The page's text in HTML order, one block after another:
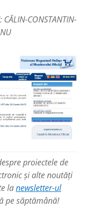
CĂLIN-CONSTANTIN-
proiectele de
și alte noutăți
lanewsletter-ul
pe săptămână!